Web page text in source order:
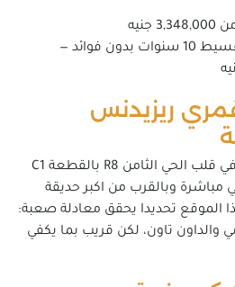
السداد: مقدم 5% وتقسيط 10 سنوات بدون فوائد —
ريزيدنس
كمبوند قمري يقع بالتحديد في قلب الحي الثامن R8 بالقطعة C1
وبالقرب من اكبر حديقة
35 فدانا, هذا الموقع تحديدا يحقق معادلة صعبة:
تاون، لكن قريب بما يكفي